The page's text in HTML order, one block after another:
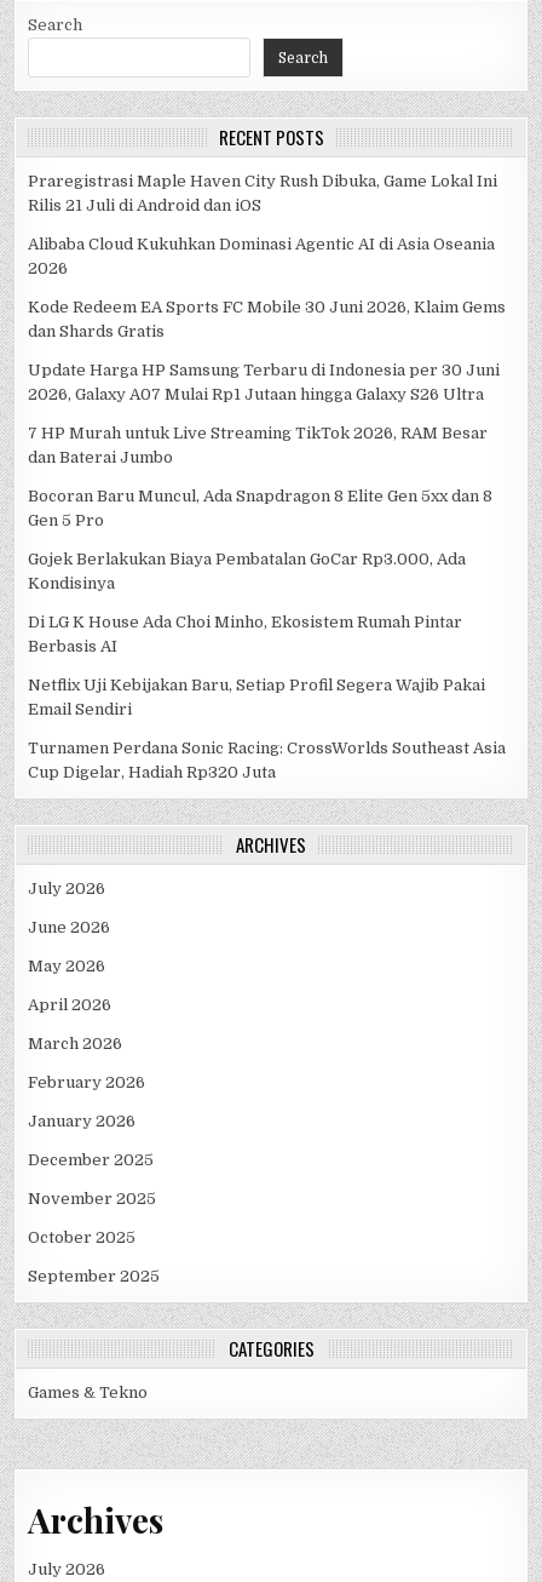
Search
Search
RECENT POSTS
Praregistrasi Maple Haven City Rush Dibuka, Game Lokal Ini
Rilis 21 Juli di Android dan iOS
Alibaba Cloud Kukuhkan Dominasi Agentic AI di Asia Oseania
2026
Kode Redeem EA Sports FC Mobile 30 Juni 2026, Klaim Gems
dan Shards Gratis
Update Harga HP Samsung Terbaru di Indonesia per 30 Juni
2026, Galaxy A07 Mulai Rp1 Jutaan hingga Galaxy S26 Ultra
7 HP Murah untuk Live Streaming TikTok 2026, RAM Besar
dan Baterai Jumbo
Bocoran Baru Muncul, Ada Snapdragon 8 Elite Gen 5xx dan 8
Gen 5 Pro
Gojek Berlakukan Biaya Pembatalan GoCar Rp3.000, Ada
Kondisinya
Di LG K House Ada Choi Minho, Ekosistem Rumah Pintar
Berbasis AI
Netflix Uji Kebijakan Baru, Setiap Profil Segera Wajib Pakai
Email Sendiri
Turnamen Perdana Sonic Racing: CrossWorlds Southeast Asia
Cup Digelar, Hadiah Rp320 Juta
ARCHIVES
July 2026
June 2026
May 2026
April 2026
March 2026
February 2026
January 2026
December 2025
November 2025
October 2025
September 2025
CATEGORIES
Games & Tekno
Archives
July 2026